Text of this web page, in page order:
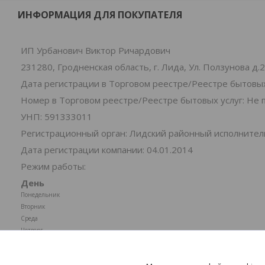
ИНФОРМАЦИЯ ДЛЯ ПОКУПАТЕЛЯ
ИП Урбанович Виктор Ричардович
231280, Гродненская область, г. Лида, Ул. Ползунова
Дата регистрации в Торговом реестре/Реестре
Номер в Торговом реестре/Реестре бытовых услуг: Не
УНП: 591333011
Регистрационный орган: Лидский районный
Дата регистрации компании: 04.01.2014
Режим работы:
День
Понедельник
Вторник
Среда
Четверг